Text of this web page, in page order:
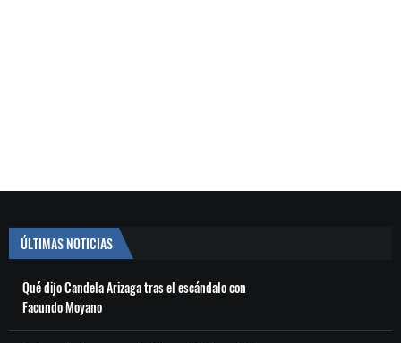
ÚLTIMAS NOTICIAS
Qué dijo Candela Arizaga tras el escándalo con
Facundo Moyano